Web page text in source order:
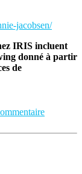
jacobsen/
IRIS incluent
donné à partir
de